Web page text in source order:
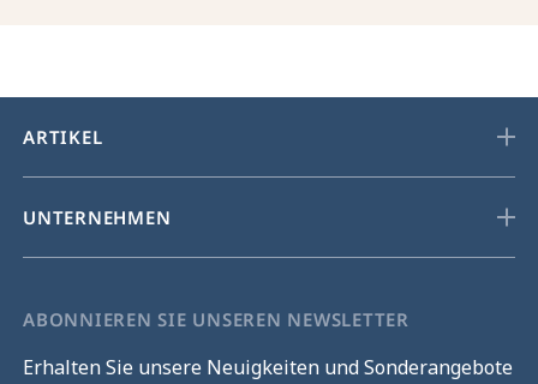
ARTIKEL
UNTERNEHMEN
ABONNIEREN SIE UNSEREN NEWSLETTER
Erhalten Sie unsere Neuigkeiten und Sonderangebote